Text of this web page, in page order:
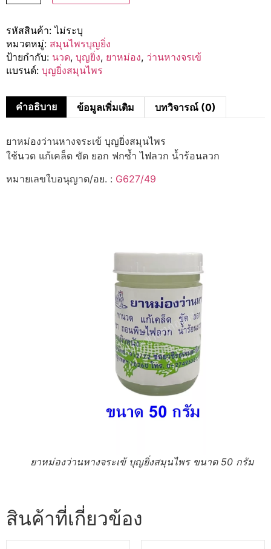
รหัสสินค้า:ไม่ระบุ
หมวดหมู่: สมุนไพรบุญยิ่ง
ป้ายกำกับ: นวด, บุญยิ่ง, ยาหม่อง, ว่านหางจรเข้
แบรนด์: บุญยิ่งสมุนไพร
คำอธิบาย ข้อมูลเพิ่มเติม บทวิจารณ์ (0)
ยาหม่องว่านหางจระเข้ บุญยิ่งสมุนไพร
ใช้นวด แก้เคล็ด ขัด ยอก ฟกซ้ำ ไฟลวก น้ำร้อนลวก
หมายเลขใบอนุญาต/อย. : G627/49
ยาหม่องว่านหางจระเข้ บุญยิ่งสมุนไพร ขนาด 50 กรัม
สินค้าที่เกี่ยวข้อง